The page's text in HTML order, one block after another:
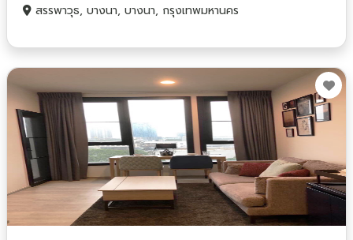
สรรพาวุธ, บางนา, บางนา, กรุงเทพมหานคร